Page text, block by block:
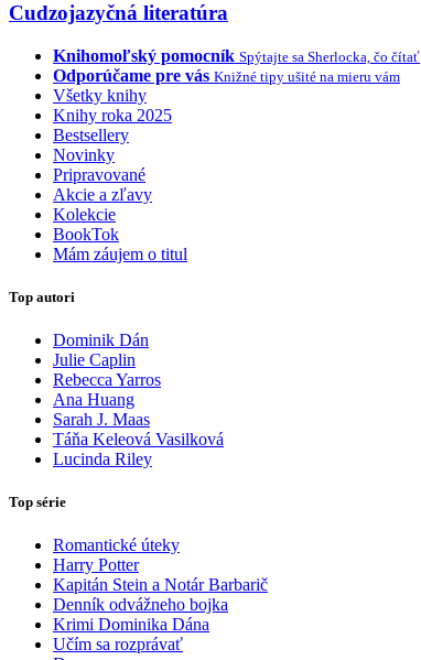
Cudzojazyčná literatúra
Knihomoľský pomocník Spýtajte sa Sherlocka, čo čítať
Odporúčame pre vás Knižné tipy ušité na mieru vám
Všetky knihy
Knihy roka 2025
Bestsellery
Novinky
Pripravované
Akcie a zľavy
Kolekcie
BookTok
Mám záujem o titul
Top autori
Dominik Dán
Julie Caplin
Rebecca Yarros
Ana Huang
Sarah J. Maas
Táňa Keleová Vasilková
Lucinda Riley
Top série
Romantické úteky
Harry Potter
Kapitán Stein a Notár Barbarič
Denník odvážneho bojka
Krimi Dominika Dána
Učím sa rozprávať